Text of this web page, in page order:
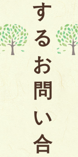
す
る
お
問
い
合